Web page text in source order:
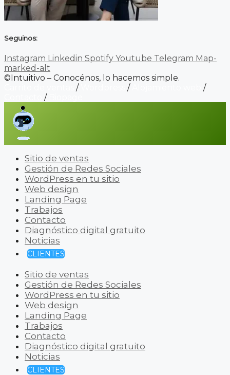
Seguinos:
Instagram Linkedin Spotify Youtube Telegram Map-
marked-alt
©Intuitivo – Conocénos, lo hacemos simple.
/ /
/
/
Sitio de ventas
Gestión de Redes Sociales
WordPress en tu sitio
Web design
Landing Page
Trabajos
Contacto
Diagnóstico digital gratuito
Noticias
CLIENTES
Sitio de ventas
Gestión de Redes Sociales
WordPress en tu sitio
Web design
Landing Page
Trabajos
Contacto
Diagnóstico digital gratuito
Noticias
CLIENTES